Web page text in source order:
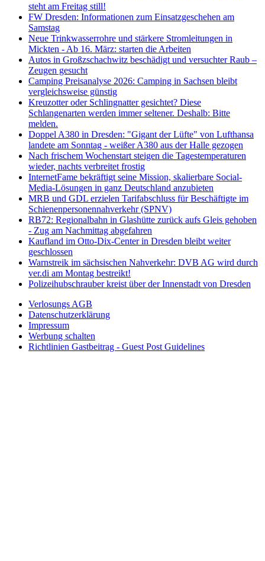
steht am Freitag still!
FW Dresden: Informationen zum Einsatzgeschehen am
Samstag
Neue Trinkwasserrohre und stärkere Stromleitungen in
Mickten - Ab 16. März: starten die Arbeiten
Autos in Großzschachwitz beschädigt und versuchter Raub –
Zeugen gesucht
Camping Preisanalyse 2026: Camping in Sachsen bleibt
vergleichsweise günstig
Kreuzotter oder Schlingnatter gesichtet? Diese
Schlangenarten werden immer seltener. Deshalb: Bitte
melden.
Doppel A380 in Dresden: "Gigant der Lüfte" von Lufthansa
landete am Sonntag - weißer A380 aus der Halle gezogen
Nach frischem Wochenstart steigen die Tagestemperaturen
wieder, nachts verbreitet frostig
InternetFame bekräftigt seine Mission, skalierbare Social-
Media-Lösungen in ganz Deutschland anzubieten
MRB und GDL erzielen Tarifabschluss für Beschäftigte im
Schienenpersonennahverkehr (SPNV)
RB72: Regionalbahn in Glashütte zurück aufs Gleis gehoben
- Zug am Nachmittag abgefahren
Kaufland im Otto-Dix-Center in Dresden bleibt weiter
geschlossen
Warnstreik im sächsischen Nahverkehr: DVB AG wird durch
ver.di am Montag bestreikt!
Polizeihubschrauber kreist über der Innenstadt von Dresden
Verlosungs AGB
Datenschutzerklärung
Impressum
Werbung schalten
Richtlinien Gastbeitrag - Guest Post Guidelines